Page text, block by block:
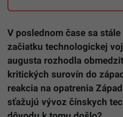
V poslednom čase sa
začiatku technologickej
augusta rozhodla
kritických surovín do
reakcia na opatrenia
sťažujú vývoz čínskych